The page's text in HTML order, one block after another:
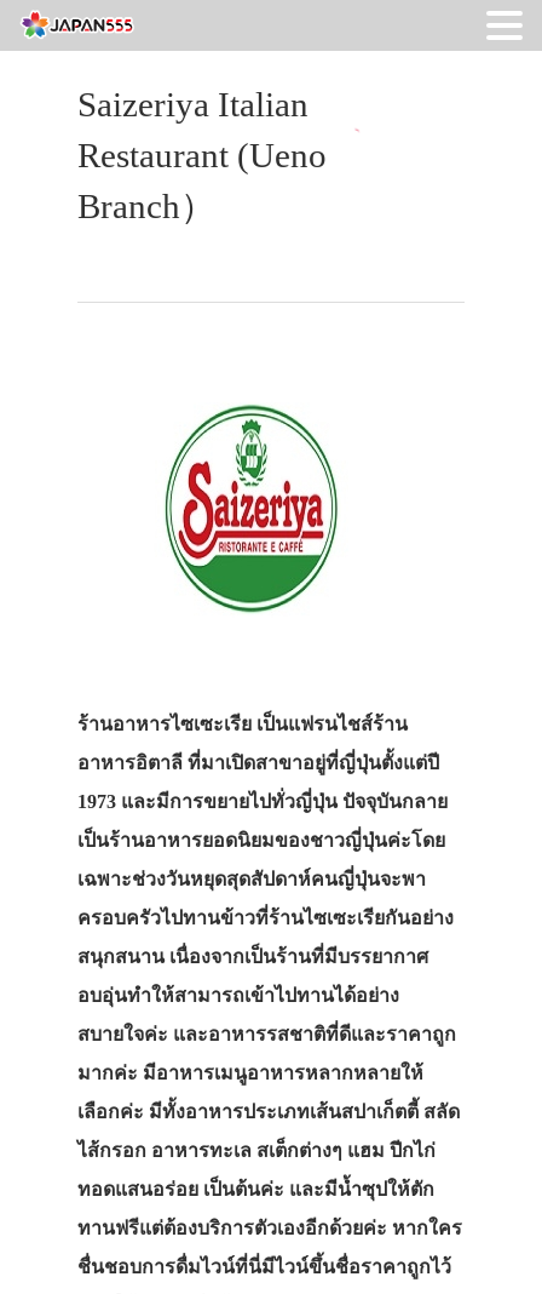
Saizeriya Italian
Restaurant (Ueno
Branch）
ร้านอาหารไซเซะเรีย เป็นแฟรนไชส์ร้าน
อาหารอิตาลี ที่มาเปิดสาขาอยู่ที่ญี่ปุ่นตั้งแต่ปี
1973 และมีการขยายไปทั่วญี่ปุ่น ปัจจุบันกลาย
เป็นร้านอาหารยอดนิยมของชาวญี่ปุ่นค่ะโดย
เฉพาะช่วงวันหยุดสุดสัปดาห์คนญี่ปุ่นจะพา
ครอบครัวไปทานข้าวที่ร้านไซเซะเรียกันอย่าง
สนุกสนาน เนื่องจากเป็นร้านที่มีบรรยากาศ
อบอุ่นทำให้สามารถเข้าไปทานได้อย่าง
สบายใจค่ะ และอาหารรสชาติที่ดีและราคาถูก
มากค่ะ มีอาหารเมนูอาหารหลากหลายให้
เลือกค่ะ มีทั้งอาหารประเภทเส้นสปาเก็ตตี้ สลัด
ไส้กรอก อาหารทะเล สเต็กต่างๆ แฮม ปีกไก่
ทอดแสนอร่อย เป็นต้นค่ะ และมีน้ำซุปให้ตัก
ทานฟรีแต่ต้องบริการตัวเองอีกด้วยค่ะ หากใคร
ชื่นชอบการดื่มไวน์ที่นี่มีไวน์ขึ้นชื่อราคาถูกไว้